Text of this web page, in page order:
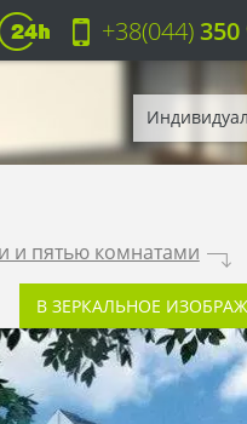
+38(044)350
и пятью комнатами .
В ЗЕРКАЛЬНОЕ